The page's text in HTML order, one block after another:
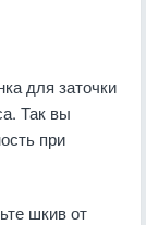
для заточки
Так вы
при
шкив от